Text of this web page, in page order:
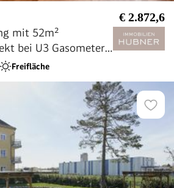
€ 2.872,6
mit 52m²
bei U3 Gasometer!
Freifläche